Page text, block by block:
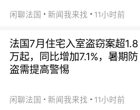
闲聊法国 新闻我来找 11小时前
法国7月住宅入室盗窃案超1.8
万起，同比增加7.1%，暑期防
盗需提高警惕
闲聊法国 新闻我来找 11小时前